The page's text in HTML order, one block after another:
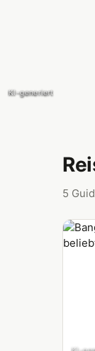
KI-generiert
KI-generiert
5